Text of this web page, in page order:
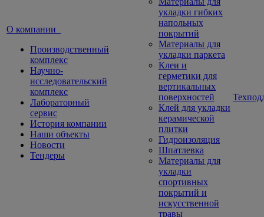
О компании
Производственный
комплекс
Научно-
исследовательский
комплекс
Лабораторный
сервис
История компании
Наши объекты
Новости
Тендеры
укладки гибких
напольных
покрытий
Материалы для
укладки паркета
Клеи и
герметики для
вертикальных
поверхностей
Клей для укладки
керамической
плитки
Гидроизоляция
Шпатлевка
Материалы для
укладки
спортивных
покрытий и
искусственной
травы